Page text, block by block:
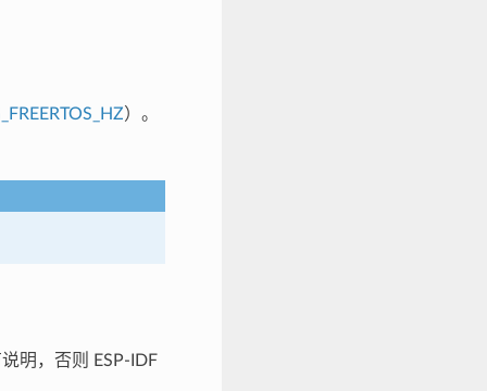
）。
明，否则 ESP-IDF